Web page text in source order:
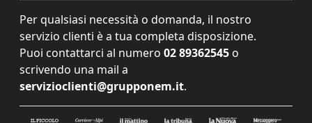
Per qualsiasi necessità o domanda, il nostro
servizio clienti è a tua completa disposizione.
Puoi contattarci al numero 02 89362545 o
scrivendo una mail a
servizioclienti@grupponem.it.